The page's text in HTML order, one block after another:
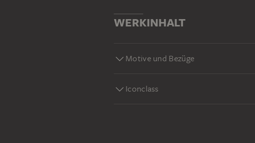
WERKINHALT
Motive und Bezüge
Iconclass